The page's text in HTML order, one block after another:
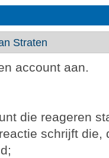
Straten
account aan.
die reageren
schrijft die,